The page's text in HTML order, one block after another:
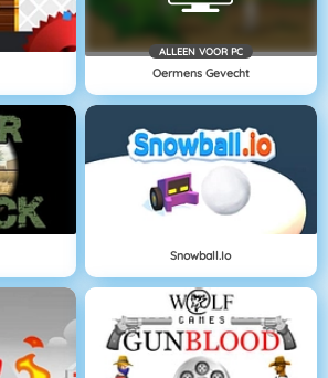
ALLEEN VOOR PC
Oermens Gevecht
Snowball.io